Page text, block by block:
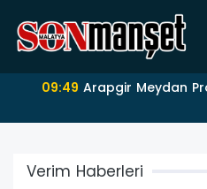
09:46Malatya Turgut Özal Üniversitesi Kurumsal
Verim Haberleri